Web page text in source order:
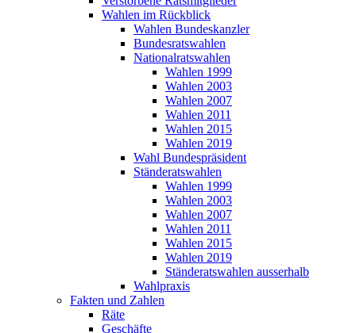
Wahlen im Rückblick
Wahlen Bundeskanzler
Bundesratswahlen
Nationalratswahlen
Wahlen 1999
Wahlen 2003
Wahlen 2007
Wahlen 2011
Wahlen 2015
Wahlen 2019
Wahl Bundespräsident
Ständeratswahlen
Wahlen 1999
Wahlen 2003
Wahlen 2007
Wahlen 2011
Wahlen 2015
Wahlen 2019
Ständeratswahlen ausserhalb
Wahlpraxis
Fakten und Zahlen
Räte
Geschäfte